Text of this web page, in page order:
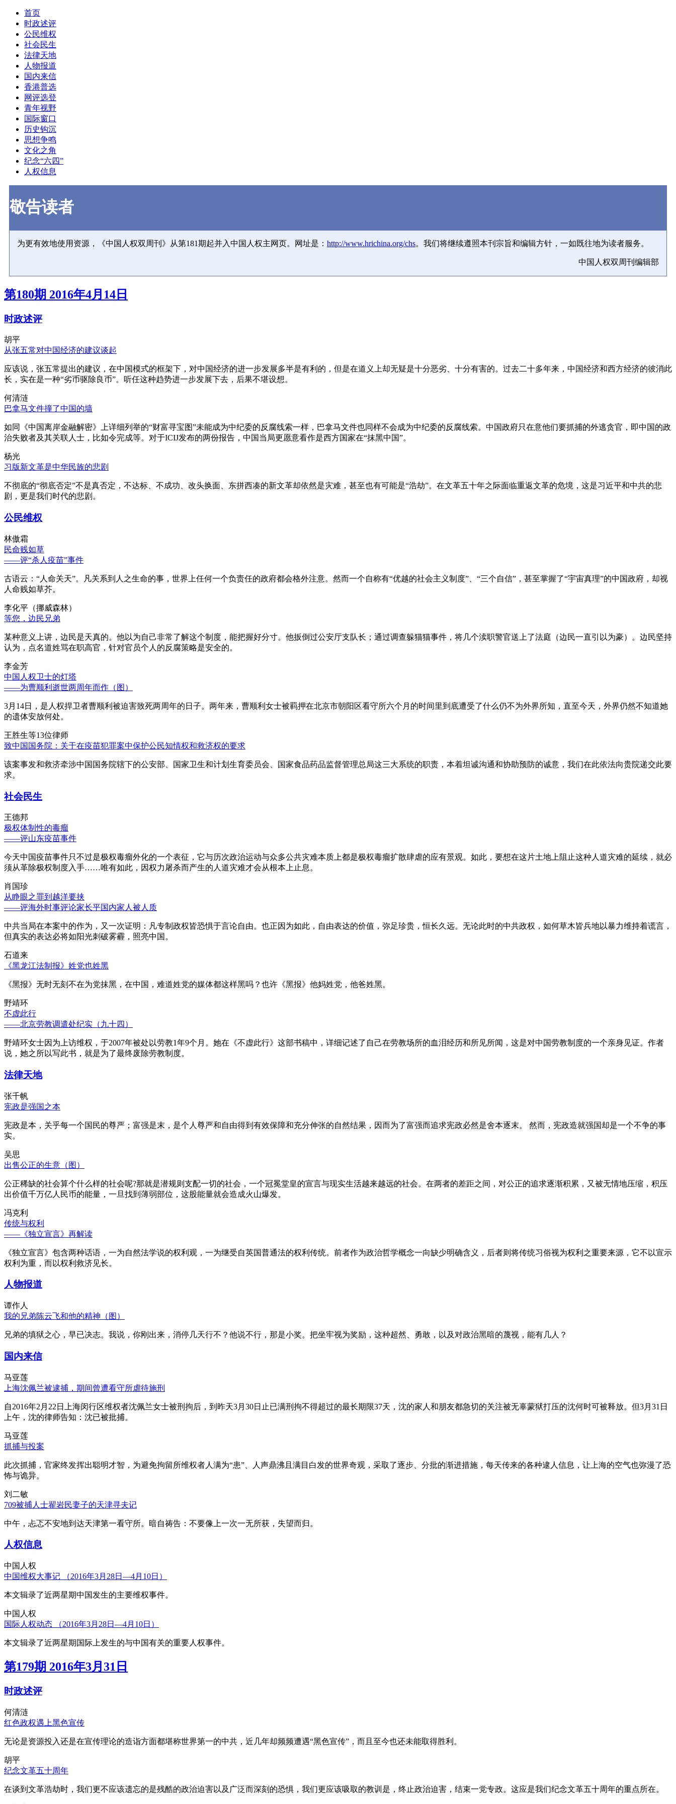
首页
时政述评
公民维权
社会民生
法律天地
人物报道
国内来信
香港普选
网评选登
青年视野
国际窗口
历史钩沉
思想争鸣
文化之角
纪念“六四”
人权信息
敬告读者
为更有效地使用资源，《中国人权双周刊》从第181期起并入中国人权主网页。网址是： http://www.hrichina.org/chs。我们将继续遵照本刊宗旨和编辑方针，一如既往地为读者服务。
中国人权双周刊编辑部
第180期 2016年4月14日
时政述评
胡平
从张五常对中国经济的建议谈起
应该说，张五常提出的建议，在中国模式的框架下，对中国经济的进一步发展多半是有利的，但是在道义上却无疑是十分恶劣、十分有害的。过去二十多年来，中国经济和西方经济的彼消此
长，实在是一种“劣币驱除良币”。听任这种趋势进一步发展下去，后果不堪设想。
何清涟
巴拿马文件撞了中国的墙
如同《中国离岸金融解密》上详细列举的“财富寻宝图”未能成为中纪委的反腐线索一样，巴拿马文件也同样不会成为中纪委的反腐线索。中国政府只在意他们要抓捕的外逃贪官，即中国的政
治失败者及其关联人士，比如令完成等。对于ICIJ发布的两份报告，中国当局更愿意看作是西方国家在“抹黑中国”。
杨光
习版新文革是中华民族的悲剧
不彻底的“彻底否定”不是真否定，不达标、不成功、改头换面、东拼西凑的新文革却依然是灾难，甚至也有可能是“浩劫”。在文革五十年之际面临重返文革的危境，这是习近平和中共的悲
剧，更是我们时代的悲剧。
公民维权
林傲霜
民命贱如草
——评“杀人疫苗”事件
古语云：“人命关天”。凡关系到人之生命的事，世界上任何一个负责任的政府都会格外注意。然而一个自称有“优越的社会主义制度”、“三个自信”，甚至掌握了“宇宙真理”的中国政府，却视
人命贱如草芥。
李化平（挪威森林）
等您，边民兄弟
某种意义上讲，边民是天真的。他以为自己非常了解这个制度，能把握好分寸。他扳倒过公安厅支队长；通过调查躲猫猫事件，将几个渎职警官送上了法庭（边民一直引以为豪）。边民坚持
认为，点名道姓骂在职高官，针对官员个人的反腐策略是安全的。
李金芳
中国人权卫士的灯塔
——为曹顺利逝世两周年而作（图）
3月14日，是人权捍卫者曹顺利被迫害致死两周年的日子。两年来，曹顺利女士被羁押在北京市朝阳区看守所六个月的时间里到底遭受了什么仍不为外界所知，直至今天，外界仍然不知道她
的遗体安放何处。
王胜生等13位律师
致中国国务院：关于在疫苗犯罪案中保护公民知情权和救济权的要求
该案事发和救济牵涉中国国务院辖下的公安部、国家卫生和计划生育委员会、国家食品药品监督管理总局这三大系统的职责，本着坦诚沟通和协助预防的诚意，我们在此依法向贵院递交此要
求。
社会民生
王德邦
极权体制性的毒瘤
——评山东疫苗事件
今天中国疫苗事件只不过是极权毒瘤外化的一个表征，它与历次政治运动与众多公共灾难本质上都是极权毒瘤扩散肆虐的应有景观。如此，要想在这片土地上阻止这种人道灾难的延续，就必
须从革除极权制度入手……唯有如此，因权力屠杀而产生的人道灾难才会从根本上止息。
肖国珍
从睁眼之罪到越洋要挟
——评海外时事评论家长平国内家人被人质
中共当局在本案中的作为，又一次证明：凡专制政权皆恐惧于言论自由。也正因为如此，自由表达的价值，弥足珍贵，恒长久远。无论此时的中共政权，如何草木皆兵地以暴力维持着谎言，
但真实的表达必将如阳光刺破雾霾，照亮中国。
石道来
《黑龙江法制报》姓党也姓黑
《黑报》无时无刻不在为党抹黑，在中国，难道姓党的媒体都这样黑吗？也许《黑报》他妈姓党，他爸姓黑。
野靖环
不虚此行
——北京劳教调遣处纪实（九十四）
野靖环女士因为上访维权，于2007年被处以劳教1年9个月。她在《不虚此行》这部书稿中，详细记述了自己在劳教场所的血泪经历和所见所闻，这是对中国劳教制度的一个亲身见证。作者
说，她之所以写此书，就是为了最终废除劳教制度。
法律天地
张千帆
宪政是强国之本
宪政是本，关乎每一个国民的尊严；富强是末，是个人尊严和自由得到有效保障和充分伸张的自然结果，因而为了富强而追求宪政必然是舍本逐末。 然而，宪政造就强国却是一个不争的事
实。
吴思
出售公正的生意（图）
公正稀缺的社会算个什么样的社会呢?那就是潜规则支配一切的社会，一个冠冕堂皇的宣言与现实生活越来越远的社会。在两者的差距之间，对公正的追求逐渐积累，又被无情地压缩，积压
出价值千万亿人民币的能量，一旦找到薄弱部位，这股能量就会造成火山爆发。
冯克利
传统与权利
——《独立宣言》再解读
《独立宣言》包含两种话语，一为自然法学说的权利观，一为继受自英国普通法的权利传统。前者作为政治哲学概念一向缺少明确含义，后者则将传统习俗视为权利之重要来源，它不以宣示
权利为重，而以权利救济见长。
人物报道
谭作人
我的兄弟陈云飞和他的精神（图）
兄弟的填狱之心，早已决志。我说，你刚出来，消停几天行不？他说不行，那是小奖。把坐牢视为奖励，这种超然、勇敢，以及对政治黑暗的蔑视，能有几人？
国内来信
马亚莲
上海沈佩兰被逮捕，期间曾遭看守所虐待施刑
自2016年2月22日上海闵行区维权者沈佩兰女士被刑拘后，到昨天3月30日止已满刑拘不得超过的最长期限37天，沈的家人和朋友都急切的关注被无辜蒙狱打压的沈何时可被释放。但3月31日
上午，沈的律师告知：沈已被批捕。
马亚莲
抓捕与投案
此次抓捕，官家终发挥出聪明才智，为避免拘留所维权者人满为“患”、人声鼎沸且满目白发的世界奇观，采取了逐步、分批的渐进措施，每天传来的各种逮人信息，让上海的空气也弥漫了恐
怖与诡异。
刘二敏
709被捕人士翟岩民妻子的天津寻夫记
中午，忐忑不安地到达天津第一看守所。暗自祷告：不要像上一次一无所获，失望而归。
人权信息
中国人权
中国维权大事记 （2016年3月28日—4月10日）
本文辑录了近两星期中国发生的主要维权事件。
中国人权
国际人权动态 （2016年3月28日—4月10日）
本文辑录了近两星期国际上发生的与中国有关的重要人权事件。
第179期 2016年3月31日
时政述评
何清涟
红色政权遇上黑色宣传
无论是资源投入还是在宣传理论的造诣方面都堪称世界第一的中共，近几年却频频遭遇“黑色宣传”，而且至今也还未能取得胜利。
胡平
纪念文革五十周年
在谈到文革浩劫时，我们更不应该遗忘的是残酷的政治迫害以及广泛而深刻的恐惧，我们更应该吸取的教训是，终止政治迫害，结束一党专政。这应是我们纪念文革五十周年的重点所在。